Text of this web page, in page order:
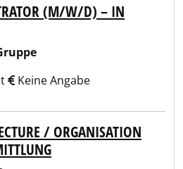
(M/W/D) – IN
Keine Angabe
/ ORGANISATION